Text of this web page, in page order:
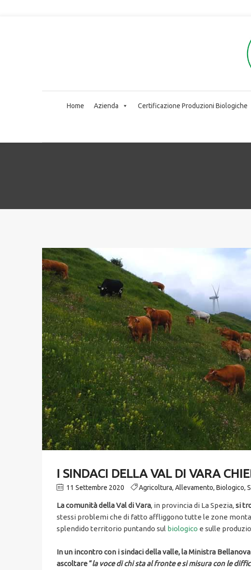
Home Azienda Certificazione Produzioni Biologiche
I SINDACI DELLA VAL DI VARA
11 Settembre 2020 Agricoltura, Allevamento, Biologico,
La comunità della Val di Vara, in provincia di La Spezia,si
stessi problemi che di fatto affliggono tutte le zone
splendido territorio puntando sul biologico e sulle
In un incontro con i sindaci della valle, la Ministra
ascoltare “la voce di chi sta al fronte e si misura con le